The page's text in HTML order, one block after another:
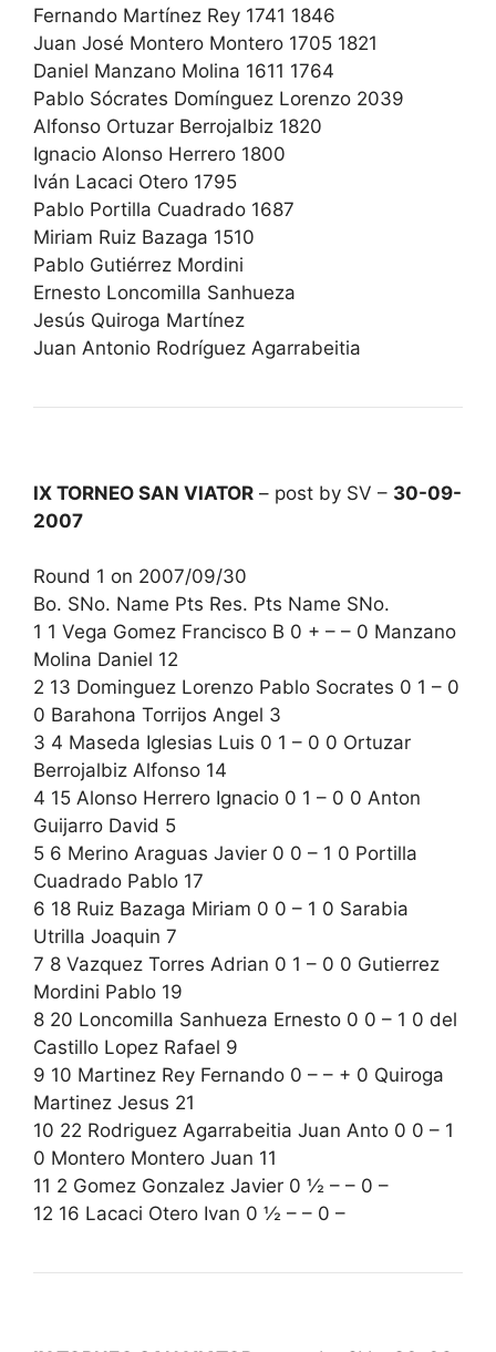
Fernando Martínez Rey 1741 1846
Juan José Montero Montero 1705 1821
Daniel Manzano Molina 1611 1764
Pablo Sócrates Domínguez Lorenzo 2039
Alfonso Ortuzar Berrojalbiz 1820
Ignacio Alonso Herrero 1800
Iván Lacaci Otero 1795
Pablo Portilla Cuadrado 1687
Miriam Ruiz Bazaga 1510
Pablo Gutiérrez Mordini
Ernesto Loncomilla Sanhueza
Jesús Quiroga Martínez
Juan Antonio Rodríguez Agarrabeitia
IX TORNEO SAN VIATOR – post by SV – 30-09-
2007
Round 1 on 2007/09/30
Bo. SNo. Name Pts Res. Pts Name SNo.
1 1 Vega Gomez Francisco B 0 + – – 0 Manzano
Molina Daniel 12
2 13 Dominguez Lorenzo Pablo Socrates 0 1 – 0
0 Barahona Torrijos Angel 3
3 4 Maseda Iglesias Luis 0 1 – 0 0 Ortuzar
Berrojalbiz Alfonso 14
4 15 Alonso Herrero Ignacio 0 1 – 0 0 Anton
Guijarro David 5
5 6 Merino Araguas Javier 0 0 – 1 0 Portilla
Cuadrado Pablo 17
6 18 Ruiz Bazaga Miriam 0 0 – 1 0 Sarabia
Utrilla Joaquin 7
7 8 Vazquez Torres Adrian 0 1 – 0 0 Gutierrez
Mordini Pablo 19
8 20 Loncomilla Sanhueza Ernesto 0 0 – 1 0 del
Castillo Lopez Rafael 9
9 10 Martinez Rey Fernando 0 – – + 0 Quiroga
Martinez Jesus 21
10 22 Rodriguez Agarrabeitia Juan Anto 0 0 – 1
0 Montero Montero Juan 11
11 2 Gomez Gonzalez Javier 0 ½ – – 0 –
12 16 Lacaci Otero Ivan 0 ½ – – 0 –